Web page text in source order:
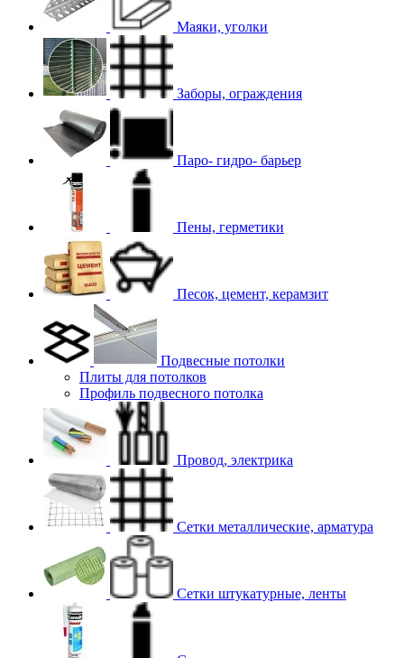
Маяки, уголки
Заборы, ограждения
Паро- гидро- барьер
Пены, герметики
Песок, цемент, керамзит
Подвесные потолки
Плиты для потолков
Профиль подвесного потолка
Провод, электрика
Сетки металлические, арматура
Сетки штукатурные, ленты